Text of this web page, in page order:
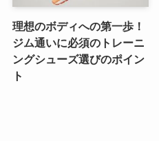
理想のボディへの第一歩！
ジム通いに必須のトレーニ
ングシューズ選びのポイン
ト